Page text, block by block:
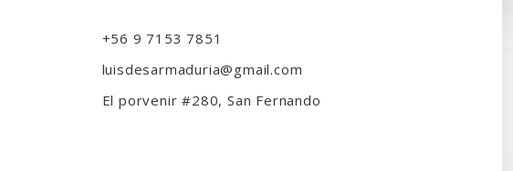
+56 9 7153 7851
luisdesarmaduria@gmail.com
El porvenir #280, San Fernando